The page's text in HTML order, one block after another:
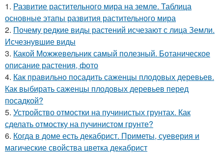
1. Развитие растительного мира на земле. Таблица
основные этапы развития растительного мира
2. Почему редкие виды растений исчезают с лица Земли.
Исчезнувшие виды
3. Какой Можжевельник самый полезный. Ботаническое
описание растения, фото
4. Как правильно посадить саженцы плодовых деревьев.
Как выбирать саженцы плодовых деревьев перед
посадкой?
5. Устройство отмостки на пучинистых грунтах. Как
сделать отмостку на пучинистом грунте?
6. Когда в доме есть декабрист. Приметы, суеверия и
магические свойства цветка декабрист